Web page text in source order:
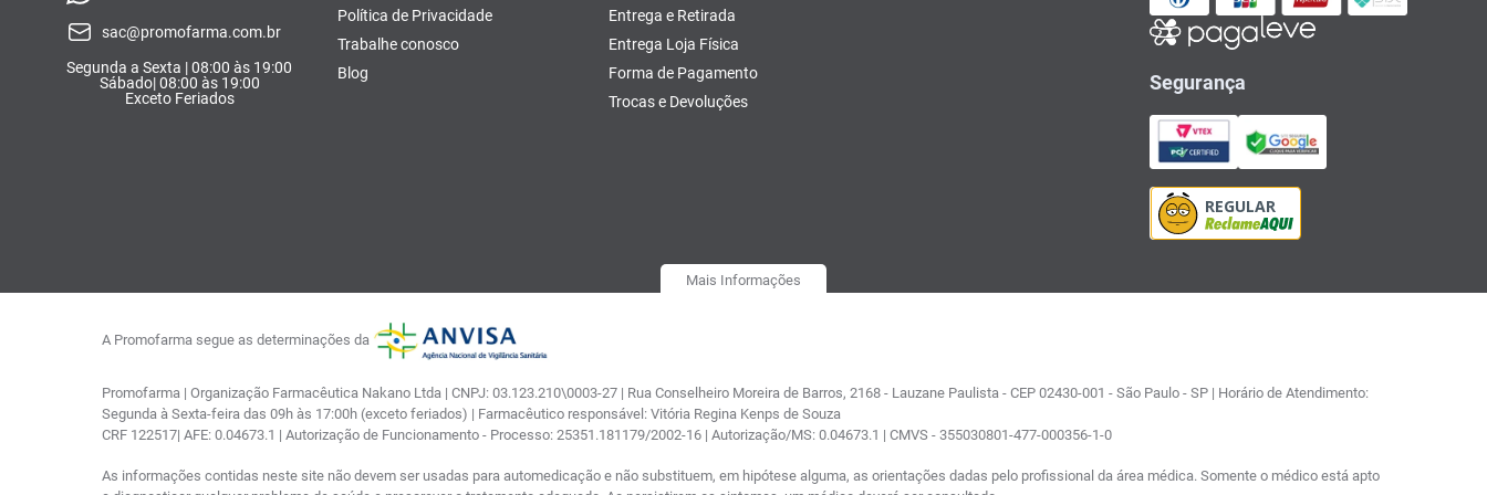
sac@promofarma.com.br
Segunda a Sexta | 08:00 às 19:00
Sábado| 08:00 às 19:00
Exceto Feriados
Política de Privacidade
Trabalhe conosco
Blog
Entrega e Retirada
Entrega Loja Física
Forma de Pagamento
Trocas e Devoluções
Segurança
Mais Informações
A Promofarma segue as determinações da
Promofarma | Organização Farmacêutica Nakano Ltda | CNPJ: 03.123.210\0003-27 | Rua Conselheiro Moreira de Barros, 2168 - Lauzane Paulista - CEP 02430-001 - São Paulo - SP | Horário de Atendimento:
Segunda à Sexta-feira das 09h às 17:00h (exceto feriados) | Farmacêutico responsável: Vitória Regina Kenps de Souza
CRF 122517| AFE: 0.04673.1 | Autorização de Funcionamento - Processo: 25351.181179/2002-16 | Autorização/MS: 0.04673.1 | CMVS - 355030801-477-000356-1-0
As informações contidas neste site não devem ser usadas para automedicação e não substituem, em hipótese alguma, as orientações dadas pelo profissional da área médica. Somente o médico está apto